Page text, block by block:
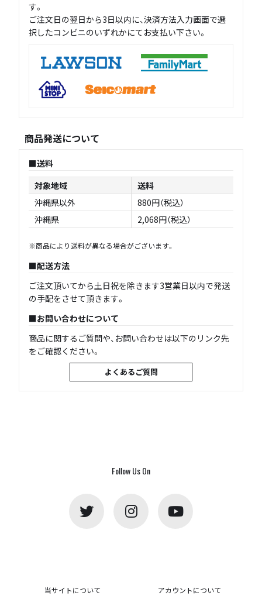
す。
ご注文日の翌日から3日以内に、決済方法入力画面で選
択したコンビニのいずれかにてお支払い下さい。
商品発送について
送料
対象地域
送料
沖縄県以外
880円（税込）
沖縄県
2,068円（税込）
※商品により送料が異なる場合がございます。
配送方法
ご注文頂いてから土日祝を除きます3営業日以内で発送
の手配をさせて頂きます。
お問い合わせについて
商品に関するご質問や、お問い合わせは以下のリンク先
をご確認ください。
よくあるご質問
Follow Us On
当サイトについて アカウントについて